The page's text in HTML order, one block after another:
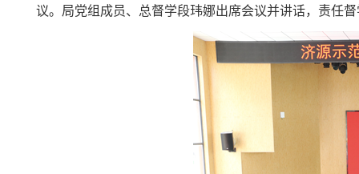
议。局党组成员、总督学段玮娜出席会议并讲话，责任